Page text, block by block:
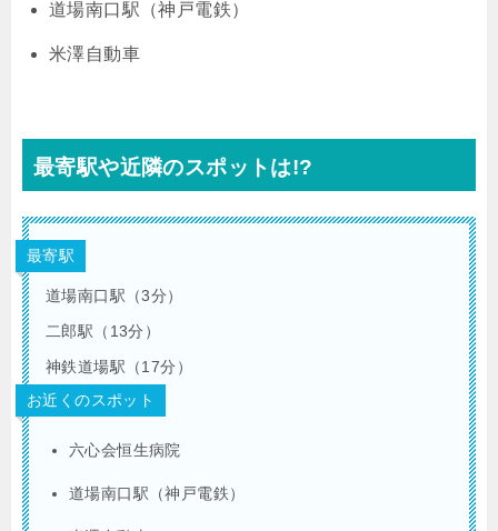
道場南口駅（神戸電鉄）
米澤自動車
最寄駅や近隣のスポットは!?
最寄駅
道場南口駅（3分）
二郎駅（13分）
神鉄道場駅（17分）
お近くのスポット
六心会恒生病院
道場南口駅（神戸電鉄）